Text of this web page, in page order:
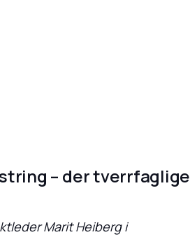
– der tverrfaglige
Marit Heiberg i